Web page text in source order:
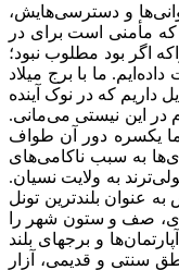
و دسترسی‌هایش،
که مأمنی است برای در
اگر بود مطلوب نبود؛
ما با برج میلاد
داریم که در نوک آینده
در این نیستی می‌مانی.
ما یکسره دور آن طواف
به سبب ناکامی‌های
به ولایت نسیان.
عنوان بلندترین تونل
صف و ستون شهر را
و برجهای بلند
سنتی و قدیمی، آزار